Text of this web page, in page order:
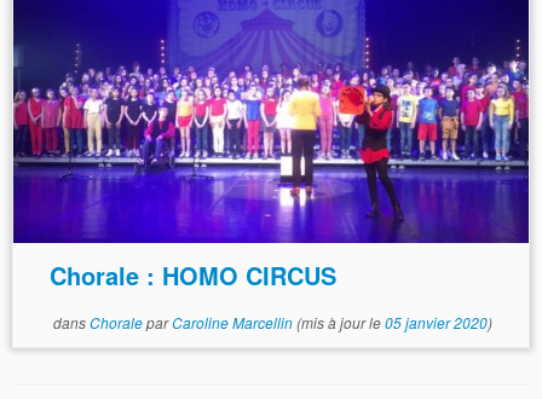
Chorale : HOMO CIRCUS
dansChoraleparCaroline Marcellin(mis à jour le05 janvier 2020)